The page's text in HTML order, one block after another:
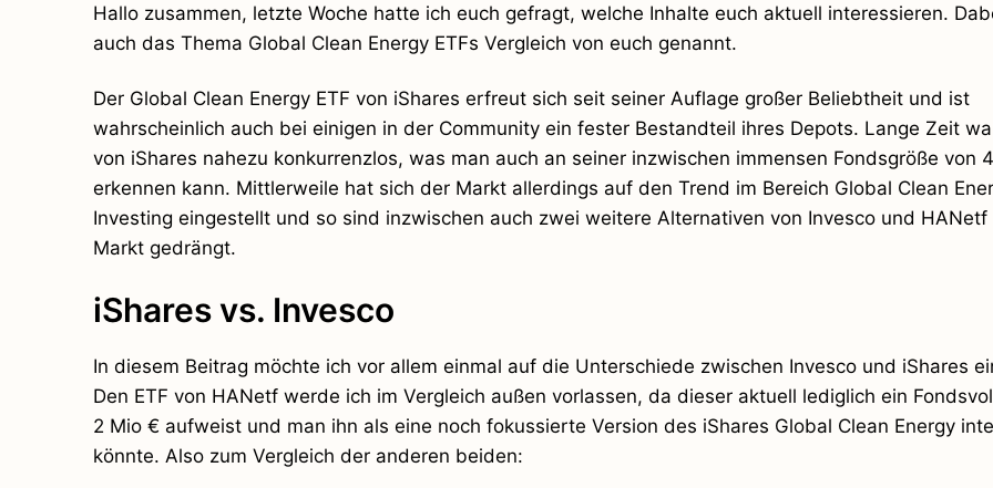
Hallo zusammen, letzte Woche hatte ich euch gefragt, welche Inhalte euch aktuell interessieren.
auch das Thema Global Clean Energy ETFs Vergleich von euch genannt.
Der Global Clean Energy ETF von iShares erfreut sich seit seiner Auflage großer Beliebtheit und ist
wahrscheinlich auch bei einigen in der Community ein fester Bestandteil ihres Depots. Lange Zeit
von iShares nahezu konkurrenzlos, was man auch an seiner inzwischen immensen Fondsgröße von
erkennen kann. Mittlerweile hat sich der Markt allerdings auf den Trend im Bereich Global Clean
Investing eingestellt und so sind inzwischen auch zwei weitere Alternativen von Invesco und
Markt gedrängt.
iShares vs. Invesco
In diesem Beitrag möchte ich vor allem einmal auf die Unterschiede zwischen Invesco und iShares
Den ETF von HANetf werde ich im Vergleich außen vorlassen, da dieser aktuell lediglich ein
2 Mio € aufweist und man ihn als eine noch fokussierte Version des iShares Global Clean Energy
könnte. Also zum Vergleich der anderen beiden: